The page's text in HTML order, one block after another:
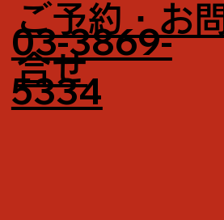
ご予約・お問
合せ
03-3869-
5334​​